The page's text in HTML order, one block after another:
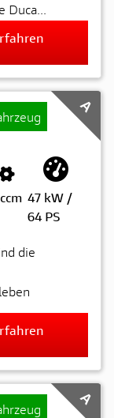
Duca...
47 kW /
64 PS
die
A
A